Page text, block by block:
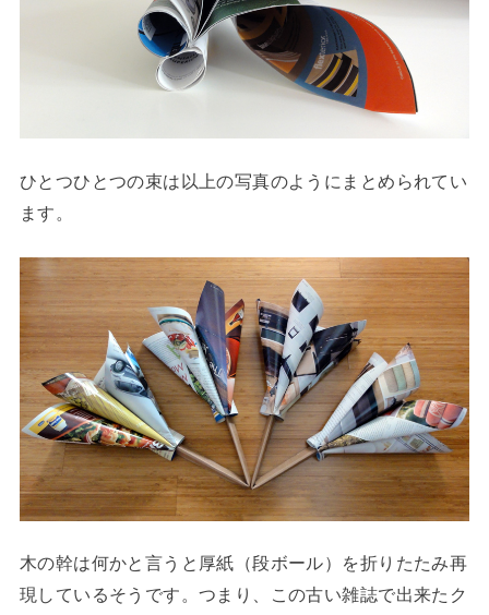
ひとつひとつの束は以上の写真のようにまとめられてい
ます。
木の幹は何かと言うと厚紙（段ボール）を折りたたみ再
現しているそうです。つまり、この古い雑誌で出来たク